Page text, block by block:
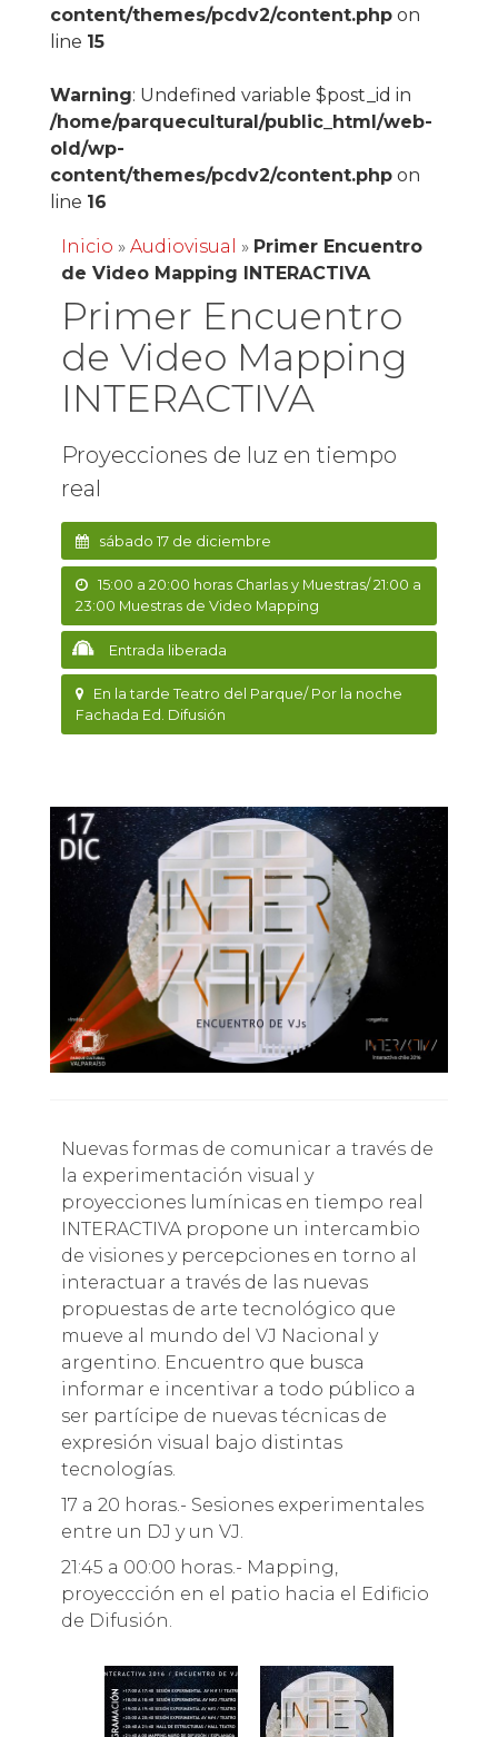
content/themes/pcdv2/content.phpon
line 15
Warning: Undefined variable $post_id in
/home/parquecultural/public_html/web-
old/wp-
content/themes/pcdv2/content.phpon
line 16
Inicio » Audiovisual » Primer Encuentro
de Video Mapping INTERACTIVA
Primer Encuentro
de Video Mapping
INTERACTIVA
Proyecciones de luz en tiempo
real
sábado 17 de diciembre
15:00 a 20:00 horas Charlas y Muestras/ 21:00 a
23:00 Muestras de Video Mapping
Entrada liberada
En la tarde Teatro del Parque/ Por la noche
Fachada Ed. Difusión
Nuevas formas de comunicar a través de
la experimentación visual y
proyecciones lumínicas en tiempo real
INTERACTIVA propone un intercambio
de visiones y percepciones en torno al
interactuar a través de las nuevas
propuestas de arte tecnológico que
mueve al mundo del VJ Nacional y
argentino. Encuentro que busca
informar e incentivar a todo público a
ser partícipe de nuevas técnicas de
expresión visual bajo distintas
tecnologías.
17 a 20 horas.- Sesiones experimentales
entre un DJ y un VJ.
21:45 a 00:00 horas.- Mapping,
proyeccción en el patio hacia el Edificio
de Difusión.